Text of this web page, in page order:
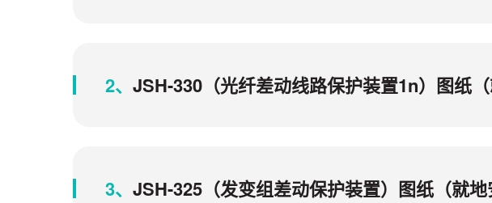
2、 JSH-330（光纤差动线路保护装置1n）图纸（
3、 JSH-325（发变组差动保护装置）图纸（就地